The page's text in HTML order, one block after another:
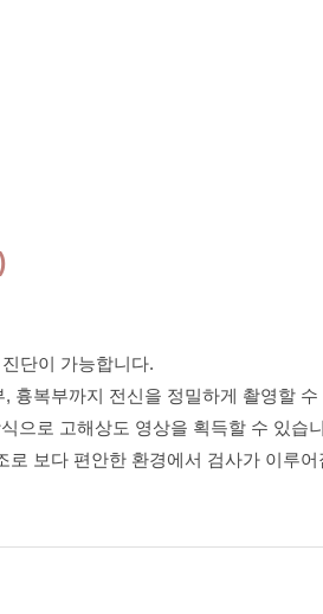
단이 가능합니다.
흉복부까지 전신을 정밀하게 촬영할 수
으로 고해상도 영상을 획득할 수 있습
로 보다 편안한 환경에서 검사가 이루어